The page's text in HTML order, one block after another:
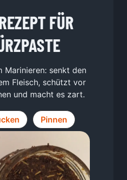
FÜR
Marinieren: senkt den
Fleisch, schützt vor
und macht es zart.
Pinnen